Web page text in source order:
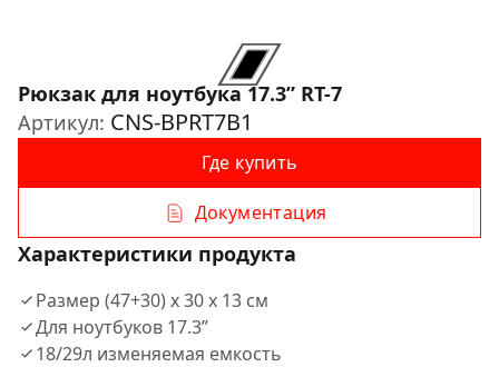
Рюкзак для ноутбука 17.3ʺ RT-7
Артикул: CNS-BPRT7B1
Где купить
Документация
Характеристики продукта
Размер (47+30) x 30 x 13 см
Для ноутбуков 17.3ʺ
18/29л изменяемая емкость